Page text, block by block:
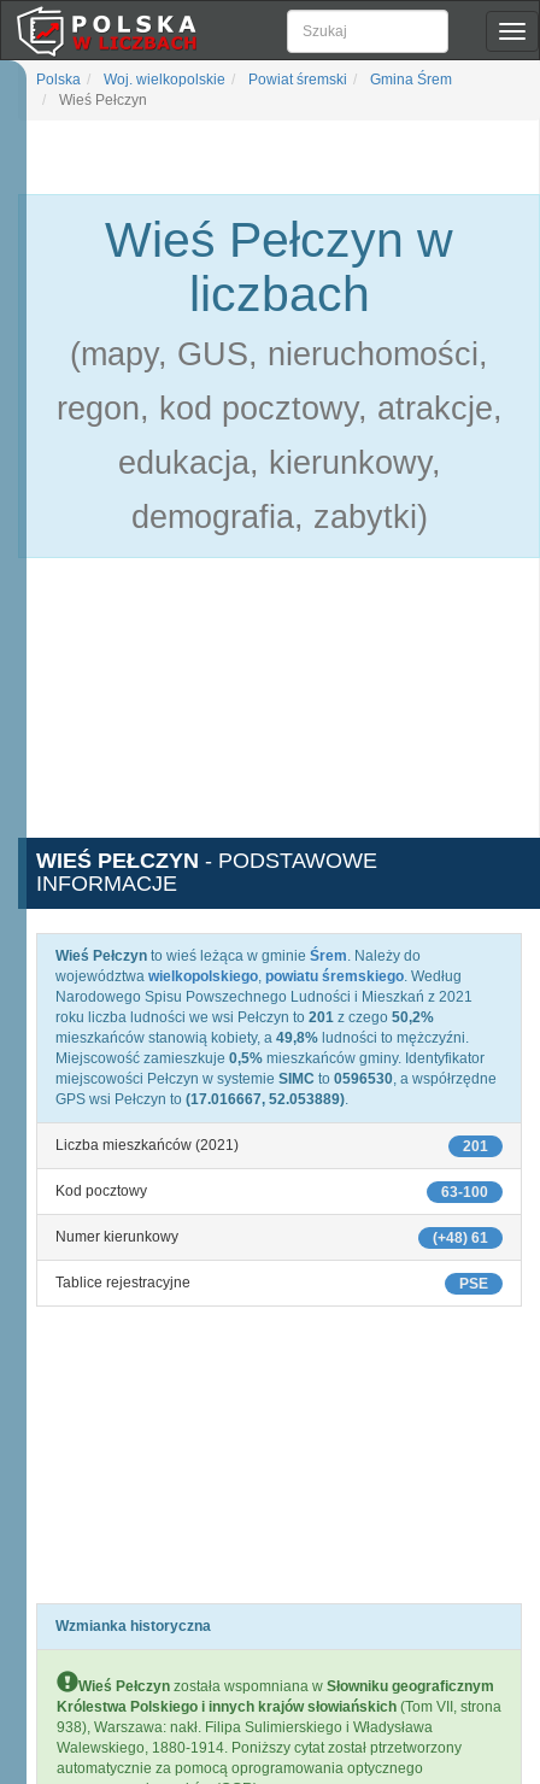
Polska Woj. wielkopolskie Powiat śremski
Gmina Śrem
Wieś Pełczyn
Wieś Pełczyn w
liczbach
(mapy, GUS, nieruchomości,
regon, kod pocztowy, atrakcje,
edukacja, kierunkowy,
demografia, zabytki)
WIEŚ PEŁCZYN - PODSTAWOWE
INFORMACJE
Wieś Pełczyn to wieś leżąca w gminie Śrem. Należy do
województwa wielkopolskiego, powiatu śremskiego. Według
Narodowego Spisu Powszechnego Ludności i Mieszkań z 2021
roku liczba ludności we wsi Pełczyn to 201 z czego 50,2%
mieszkańców stanowią kobiety, a 49,8% ludności to mężczyźni.
Miejscowość zamieszkuje 0,5% mieszkańców gminy. Identyfikator
miejscowości Pełczyn w systemie SIMC to 0596530, a współrzędne
GPS wsi Pełczyn to (17.016667, 52.053889).
201
Liczba mieszkańców (2021)
63-100
Kod pocztowy
(+48) 61
Numer kierunkowy
PSE
Tablice rejestracyjne
Wzmianka historyczna
Wieś Pełczyn została wspomniana w Słowniku geograficznym
Królestwa Polskiego i innych krajów słowiańskich (Tom VII, strona
938), Warszawa: nakł. Filipa Sulimierskiego i Władysława
Walewskiego, 1880-1914. Poniższy cytat został ptrzetworzony
automatycznie za pomocą oprogramowania optycznego